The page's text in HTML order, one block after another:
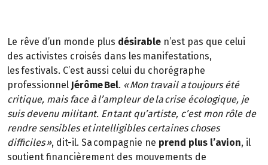
Le rêve d’un monde plus désirable n’est pas que celui
des activistes croisés dans les manifestations,
les festivals. C’est aussi celui du chorégraphe
professionnel Jérôme Bel. « Mon travail a toujours été
critique, mais face à l’ampleur de la crise écologique, je
suis devenu militant. En tant qu’artiste, c’est mon rôle de
rendre sensibles et intelligibles certaines choses
difficiles », dit-il. Sa compagnie ne prend plus l’avion, il
soutient financièrement des mouvements de